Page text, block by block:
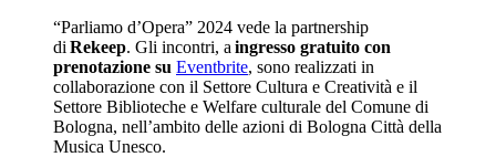
“Parliamo d’Opera” 2024 vede la partnership
di Rekeep. Gli incontri, a ingresso gratuito con
prenotazione su Eventbrite, sono realizzati in
collaborazione con il Settore Cultura e Creatività e il
Settore Biblioteche e Welfare culturale del Comune di
Bologna, nell’ambito delle azioni di Bologna Città della
Musica Unesco.